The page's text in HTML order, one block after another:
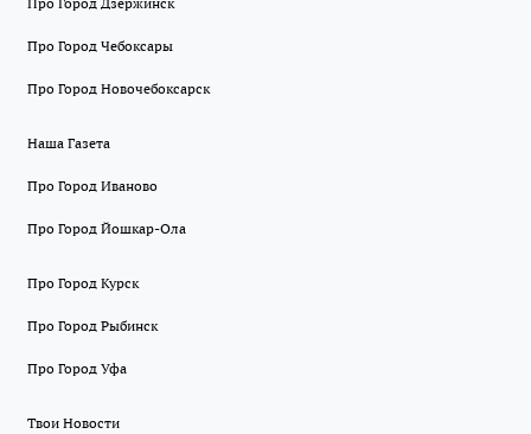
Про Город Чебоксары
Про Город Новочебоксарск
Наша Газета
Про Город Иваново
Про Город Йошкар-Ола
Про Город Курск
Про Город Рыбинск
Про Город Уфа
Твои Новости